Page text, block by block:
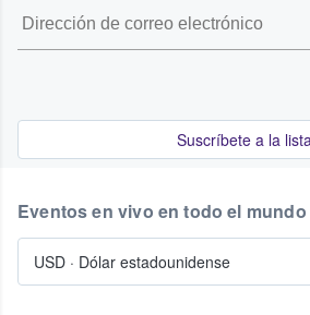
Suscríbete a la
Eventos en vivo en todo el mundo
USD · Dólar estadounidense